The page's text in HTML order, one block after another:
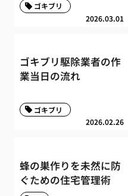
2026.03.01
ゴキブリ
ゴキブリ駆除業者の作
業当日の流れ
2026.02.26
ゴキブリ
蜂の巣作りを未然に防
ぐための住宅管理術